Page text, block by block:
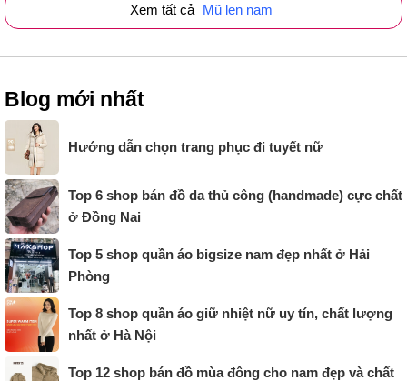
Xem tất cả Mũ len nam
Blog mới nhất
Hướng dẫn chọn trang phục đi tuyết nữ
Top 6 shop bán đồ da thủ công (handmade) cực chất
ở Đồng Nai
Top 5 shop quần áo bigsize nam đẹp nhất ở Hải
Phòng
Top 8 shop quần áo giữ nhiệt nữ uy tín, chất lượng
nhất ở Hà Nội
Top 12 shop bán đồ mùa đông cho nam đẹp và chất